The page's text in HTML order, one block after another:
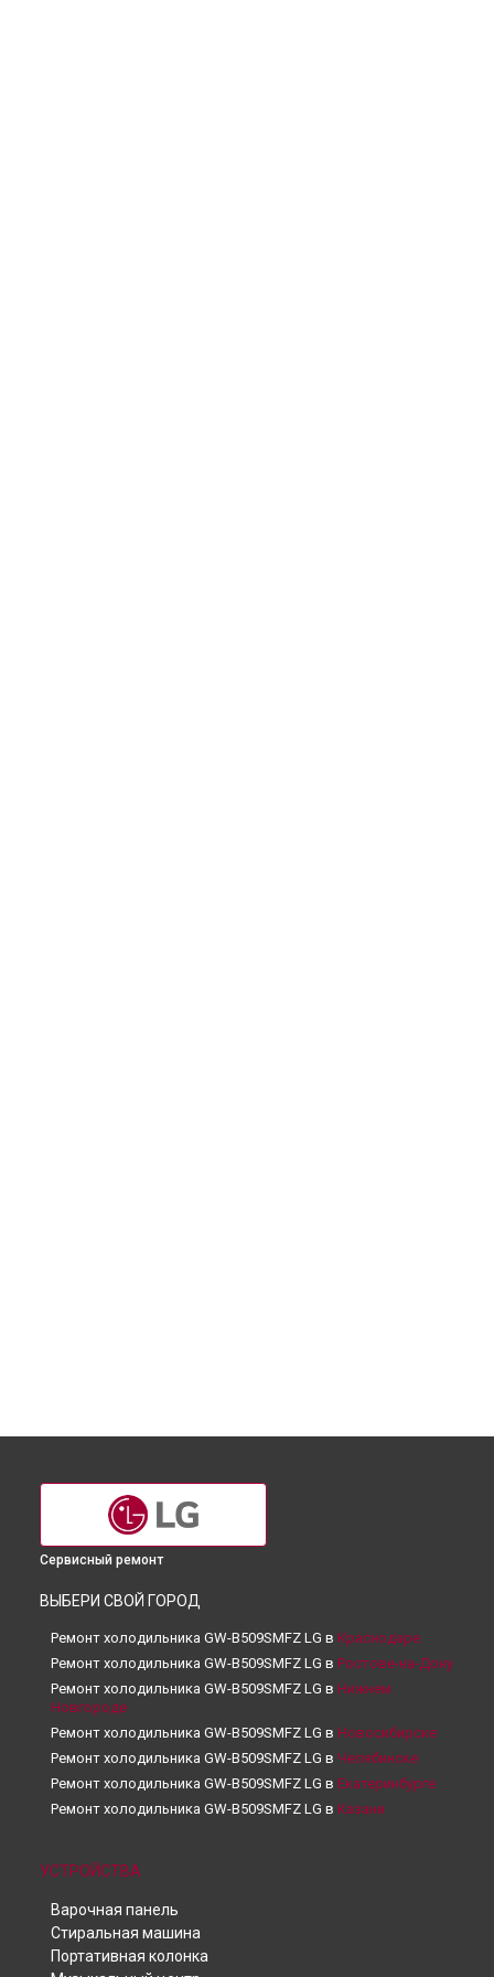
Сервисный ремонт
ВЫБЕРИ СВОЙ ГОРОД
Ремонт холодильника GW-B509SMFZ LG в Краснодаре
Ремонт холодильника GW-B509SMFZ LG в Ростове-на-Дону
Ремонт холодильника GW-B509SMFZ LG в Нижнем
Новгороде
Ремонт холодильника GW-B509SMFZ LG в Новосибирске
Ремонт холодильника GW-B509SMFZ LG в Челябинске
Ремонт холодильника GW-B509SMFZ LG в Екатеринбурге
Ремонт холодильника GW-B509SMFZ LG в Казани
Ремонт холодильника GW-B509SMFZ LG в
Ремонт холодильника GW-B509SMFZ LG в
Ремонт холодильника GW-B509SMFZ LG в
Ремонт холодильника GW-B509SMFZ LG в
УСТРОЙСТВА
Варочная панель
Стиральная машина
Портативная колонка